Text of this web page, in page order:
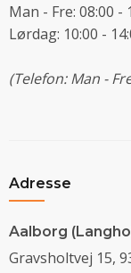
Man - Fre: 08:00 -
Lørdag: 10:00 -
(Telefon: Man -
Adresse
Aalborg
Gravsholtvej 15,